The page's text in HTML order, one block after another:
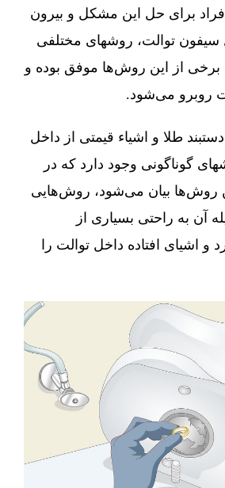
برای حل این مشکل و بیرون
سیفون توالت، روشهای مختلفی
برخی از این روش‌ها موفق بوده و
روبرو می‌شود.
طلا و اشیاء قیمتی از داخل
گوناگونی وجود دارد که در
روش‌ها بیان می‌شود، روش‌هایی
آن به راحتی بسیاری از
اشیای افتاده داخل توالت را